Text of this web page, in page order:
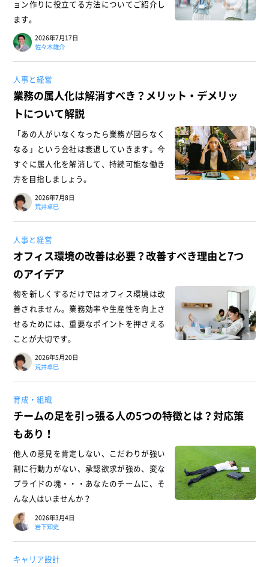
ョン作りに役立てる方法についてご紹介し
ます。
2026年7月17日
佐々木雄介
人事と経営
業務の属人化は解消すべき？メリット・デメリッ
トについて解説
「あの人がいなくなったら業務が回らなく
なる」という会社は衰退していきます。今
すぐに属人化を解消して、持続可能な働き
方を目指しましょう。
2026年7月8日
荒井卓巳
人事と経営
オフィス環境の改善は必要？改善すべき理由と7つ
のアイデア
物を新しくするだけではオフィス環境は改
善されません。業務効率や生産性を向上さ
せるためには、重要なポイントを押さえる
ことが大切です。
2026年5月20日
荒井卓巳
育成・組織
チームの足を引っ張る人の5つの特徴とは？対応策
もあり！
他人の意見を肯定しない、こだわりが強い
割に行動力がない、承認欲求が強め、変な
プライドの塊・・・あなたのチームに、そ
んな人はいませんか？
2026年3月4日
岩下知史
キャリア設計